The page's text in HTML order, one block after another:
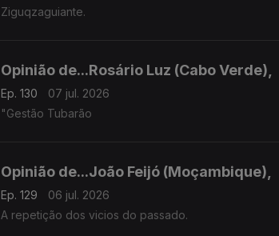
Ziguqzaguiante.
Opinião de...Rosário Luz (Cabo Verde),
Ep. 130
07 jul. 2026
"Gestão Tubarão
Opinião de...João Feijó (Moçambique),
Ep. 129
06 jul. 2026
A repetição dos vicios do passado.